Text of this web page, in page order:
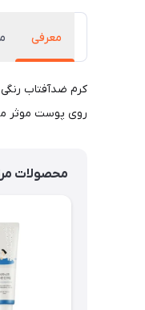
معرفی
روی پوست موثر
محصولات